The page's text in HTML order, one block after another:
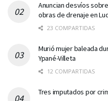
Anuncian desvíos
obras de drenaje en
23 COMPARTIDAS
Murió mujer baleada
Ypané-Villeta
12 COMPARTIDAS
Tres imputados por